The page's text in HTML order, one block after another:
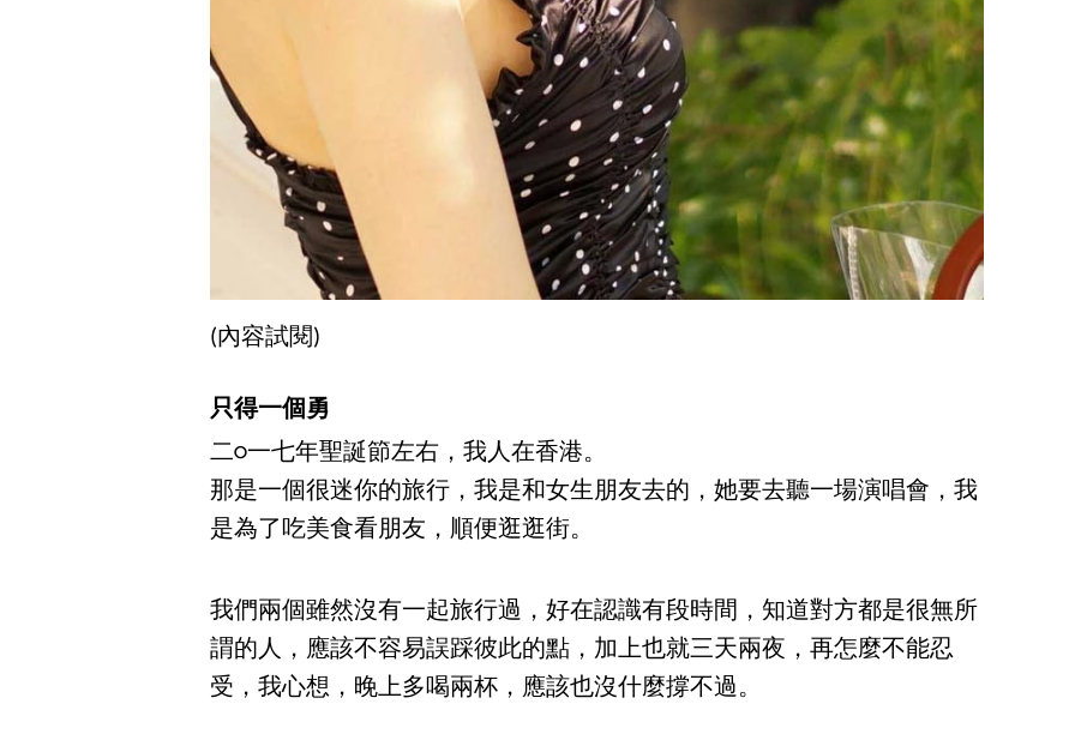
(內容試閱)
只得一個勇
二○一七年聖誕節左右，我人在香港。
那是一個很迷你的旅行，我是和女生朋友去的，她要去聽一場演唱會，我
是為了吃美食看朋友，順便逛逛街。
我們兩個雖然沒有一起旅行過，好在認識有段時間，知道對方都是很無所
謂的人，應該不容易誤踩彼此的點，加上也就三天兩夜，再怎麼不能忍
受，我心想，晚上多喝兩杯，應該也沒什麼撐不過。